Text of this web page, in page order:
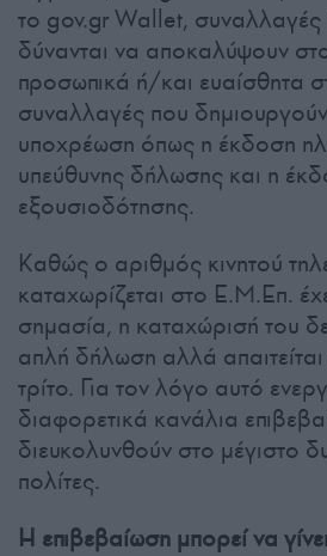
το gov.gr Wallet,
δύνανται να αποκαλύψουν
προσωπικά ή/και ευαίσθητα
συναλλαγές που
υποχρέωση όπως η έκδοση
υπεύθυνης δήλωσης και η
εξουσιοδότησης.
Καθώς ο αριθμός κινητού
καταχωρίζεται στο Ε.Μ.Επ.
σημασία, η καταχώρισή του
απλή δήλωση αλλά
τρίτο. Για τον λόγο αυτό
διαφορετικά κανάλια
διευκολυνθούν στο μέγιστο
πολίτες.
Η επιβεβαίωση μπορεί να γίνει